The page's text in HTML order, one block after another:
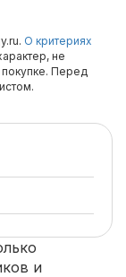
О критериях
не
покупке. Перед
и